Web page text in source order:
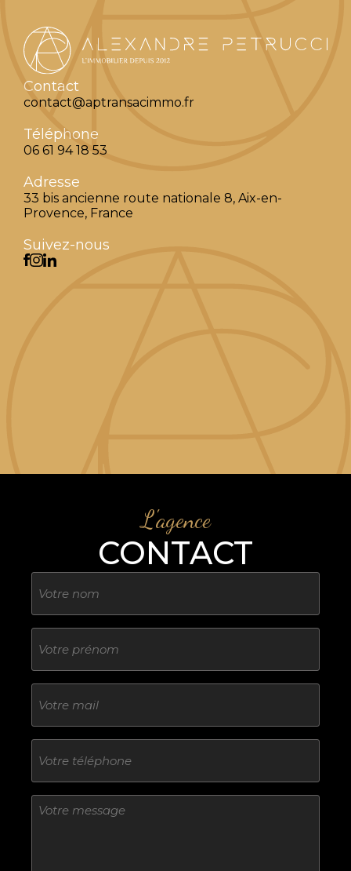
Contact
contact@aptransacimmo.fr
Téléphone
06 61 94 18 53
Adresse
33 bis ancienne route nationale 8, Aix-en-
Provence, France
Suivez-nous
L'agence
CONTACT
titre
mail
titre